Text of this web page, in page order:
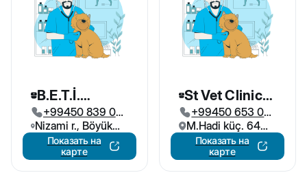
B.E.T.İ.
Ветеринарна
я Клиника
+99450 839 03
66
Nizami r., Böyük
Şor qəs, 8-ci
Köndələn küç,
Показать на
карте
St Vet Clinic
Ветеринарна
я Клиника
+99450 653 08
77
M.Hadi küç. 64
Bakı, Azərbaycan
Показать на
карте